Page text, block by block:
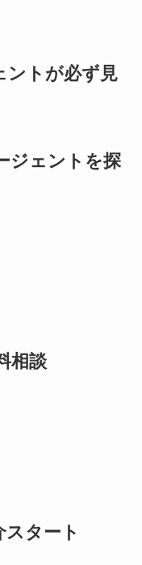
ントが必ず見
ジェントを探
相談
スタート